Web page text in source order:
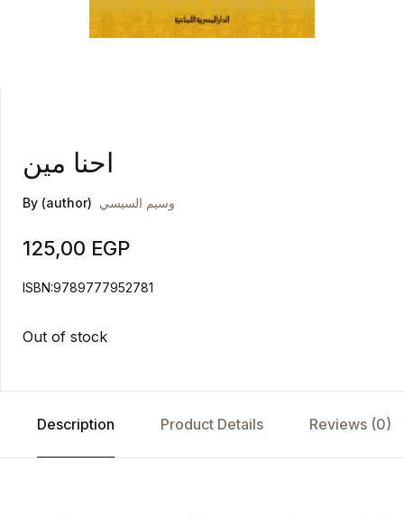
احنا مين
By (author) وسيم السيسي
125,00 EGP
ISBN:9789777952781
Out of stock
Description Product Details Reviews (0)